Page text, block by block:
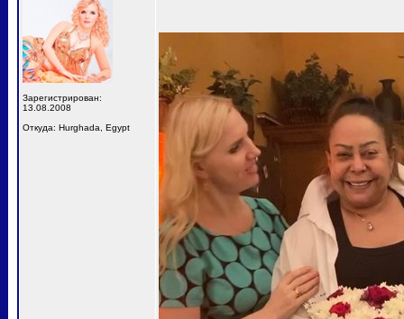
Зарегистрирован:
13.08.2008
Откуда: Hurghada, Egypt